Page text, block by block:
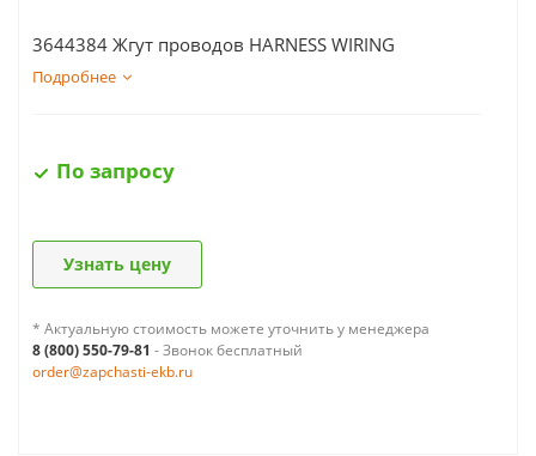
3644384 Жгут проводов HARNESS WIRING
Подробнее
По запросу
Узнать цену
* Актуальную стоимость можете уточнить у менеджера
8 (800) 550-79-81 - Звонок бесплатный
order@zapchasti-ekb.ru